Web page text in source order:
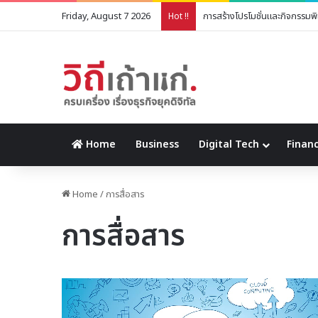
Friday, August 7 2026 Hot !! การสร้างโปรโมชั่นและกิจกรร
Home Business Digital Tech
Home /การสื่อสาร
การสื่อสาร